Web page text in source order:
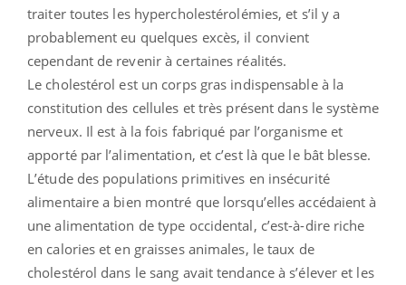
traiter toutes les hypercholestérolémies, et s’il y a
probablement eu quelques excès, il convient
cependant de revenir à certaines réalités.
Le cholestérol est un corps gras indispensable à la
constitution des cellules et très présent dans le système
nerveux. Il est à la fois fabriqué par l’organisme et
apporté par l’alimentation, et c’est là que le bât blesse.
L’étude des populations primitives en insécurité
alimentaire a bien montré que lorsqu’elles accédaient à
une alimentation de type occidental, c’est-à-dire riche
en calories et en graisses animales, le taux de
cholestérol dans le sang avait tendance à s’élever et les